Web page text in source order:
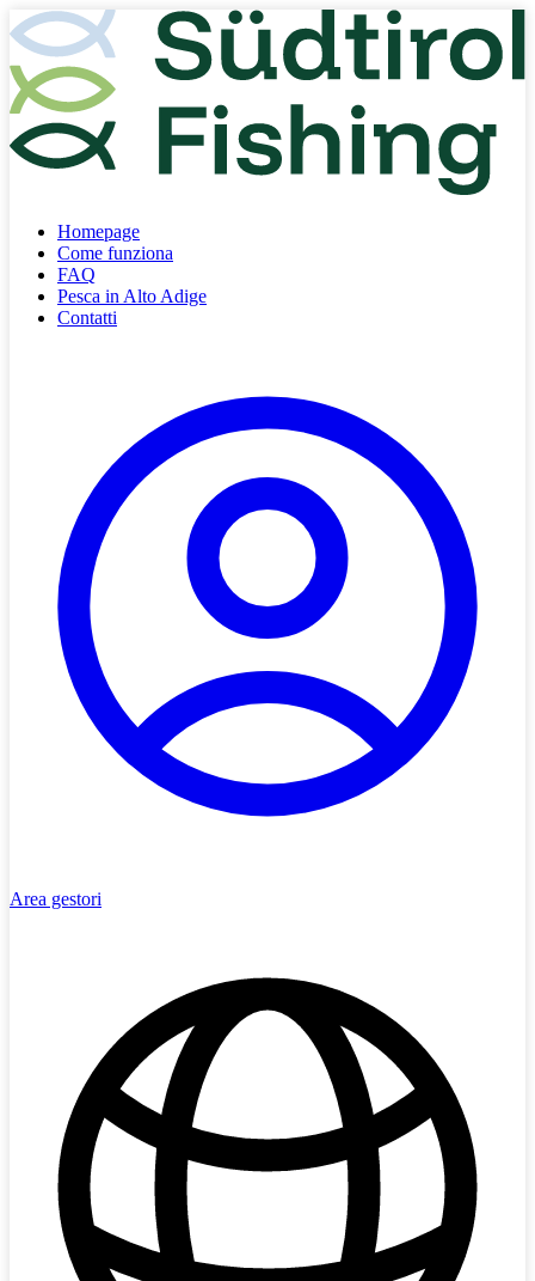
Homepage
Come funziona
FAQ
Pesca in Alto Adige
Contatti
Area gestori